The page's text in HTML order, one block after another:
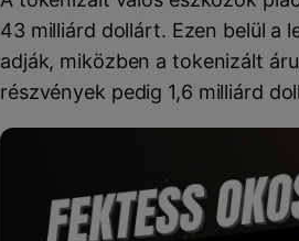
43 milliárd dollárt. Ezen belül a
adják, miközben a tokenizált
részvények pedig 1,6 milliárd